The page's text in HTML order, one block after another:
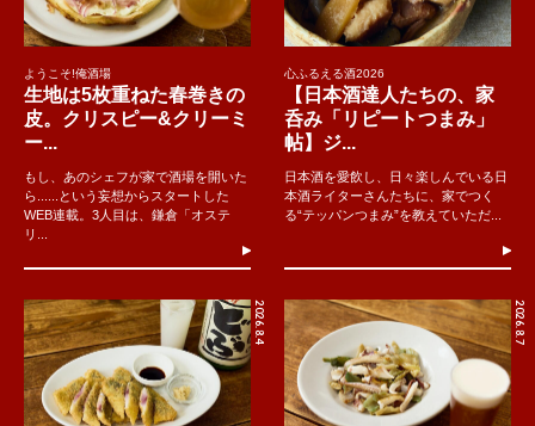
ようこそ!俺酒場
生地は5枚重ねた春巻きの
皮。クリスピー&クリーミ
ー...
もし、あのシェフが家で酒場を開いた
ら......という妄想からスタートした
WEB連載。3人目は、鎌倉「オステ
リ...
心ふるえる酒2026
【日本酒達人たちの、家
呑み「リピートつまみ」
帖】ジ...
日本酒を愛飲し、日々楽しんでいる日
本酒ライターさんたちに、家でつく
る“テッパンつまみ”を教えていただ...
2026.8.4 2026.8.7